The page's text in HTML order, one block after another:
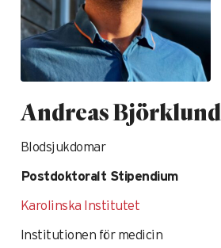
Andreas Björklund
Blodsjukdomar
Postdoktoralt Stipendium
Karolinska Institutet
Institutionen för medicin